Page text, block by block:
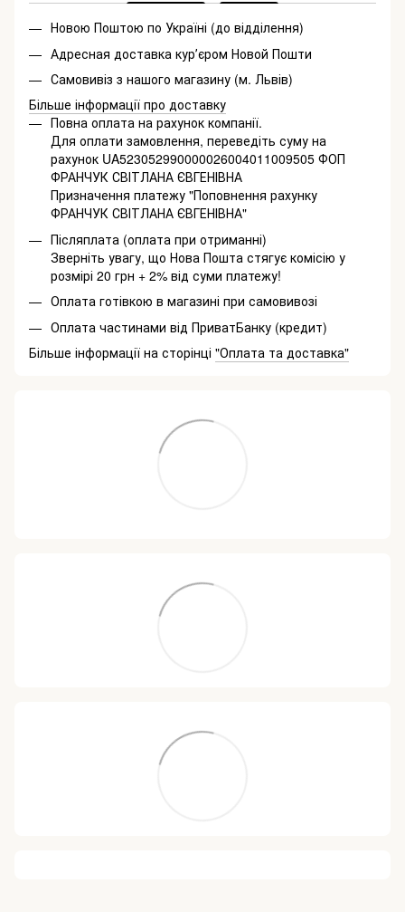
Новою Поштою по Україні (до відділення)
Адресная доставка курʼєром Новой Пошти
Самовивіз з нашого магазину (м. Львів)
Більше інформації про доставку
Повна оплата на рахунок компанії.
Для оплати замовлення, переведіть суму на
рахунок UA523052990000026004011009505 ФОП
ФРАНЧУК СВІТЛАНА ЄВГЕНІВНА
Призначення платежу "Поповнення рахунку
ФРАНЧУК СВІТЛАНА ЄВГЕНІВНА"
Післяплата (оплата при отриманні)
Зверніть увагу, що Нова Пошта стягує комісію у
розмірі 20 грн + 2% від суми платежу!
Оплата готівкою в магазині при самовивозі
Оплата частинами від ПриватБанку (кредит)
Більше інформації на сторінці "Оплата та доставка"